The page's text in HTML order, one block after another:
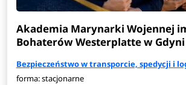
Akademia Marynarki Wojennej
Bohaterów Westerplatte w Gdyni
Bezpieczeństwo w transporcie, spedycji i
forma: stacjonarne